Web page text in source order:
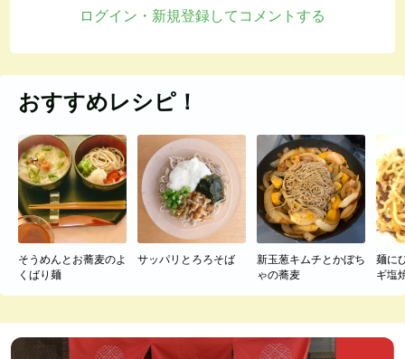
ログイン・新規登録してコメントする
おすすめレシピ！
そうめんとお蕎麦のよ
くばり麺
サッパリとろろそば
新玉葱キムチとかぼち
ゃの蕎麦
麺に
ギ塩